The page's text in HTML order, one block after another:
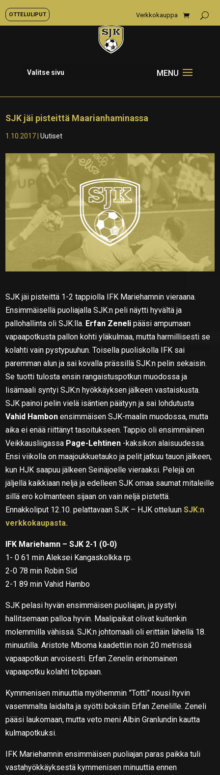
OTTELULIPUT Verkkokauppa
Valitse sivu
SJK jäi pisteittä Maarianhaminassa
1.10.2017 |Uutiset
SJK jäi pisteittä 1-2 tappiolla IFK Mariehamnin vieraana.
Ensimmäisellä puoliajalla SJK:n peli näytti hyvältä ja
pallohallinta oli SJK:lla. Erfan Zeneli pääsi ampumaan
vapaapotkusta pallon kohti yläkulmaa, mutta harmillisesti se
kolahti vain pystypuuhun. Toisella puoliskolla IFK sai
paremman alun ja sai kovalla prässillä SJK:n pelin sekaisin.
Se tuotti tulosta ensin rangaistuspotkun muodossa ja
lisämaali syntyi SJK:n hyökkäyksen jälkeen vastaiskusta.
SJK painoi pelin vielä isäntien päätyyn ja sai lohdutusta
Vahid Hambon ensimmäisen SJK-maalin muodossa, mutta
aika ei enää riittänyt tasoitukseen. Tappio oli ensimmäinen
Veikkausliigassa Page-Lehtinen -kaksikon alaisuudessa.
Ensi viikolla on maajoukkuetauko ja pelit jatkuu tauon jälkeen,
kun HJK saapuu jälkeen Seinäjoelle vieraaksi. Pelejä on
jäljellä kaikkiaan neljä ja edelleen SJK omaa saumat mitaleille
sillä ero kolmanteen sijaan on vain neljä pistettä.
Ennakkoliput 12.10. pelattavaan SJK – HJK otteluunSJK:n
verkkokaupasta.
IFK Mariehamn – SJK 2-1 (0-0)
1- 0 61 min Aleksei Kangaskolkka rp.
2-0 78 min Robin Sid
2-1 89 min Vahid Hambo
SJK pelasi hyvän ensimmäisen puoliajan, ja pystyi
hallitsemaan palloa hyvin. Maalipaikat olivat kuitenkin
molemmilla vähissä. SJK:n johtomaali oli erittäin lähellä 18.
minuutilla. Aristote Mboma kaadettiin noin 20 metrissä
vapaapotkun arvoisesti. Erfan Zenelin erinomainen
vapaapotku kolahti tolppaan.
Kymmenisen minuuttia myöhemmin ”Totti” nousi hyvin
vasemmalta laidalta ja syötti boksiin Erfan Zenelille. Zeneli
pääsi laukomaan, mutta veto meni Albin Granlundin kautta
kulmapotkuksi.
IFK Mariehamnin ensimmäisen puoliajan paras paikka tuli
vastahyökkäyksestä kymmenisen minuuttia ennen